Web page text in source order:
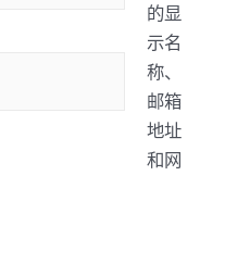
的显
示名
称、
邮箱
地址
和网